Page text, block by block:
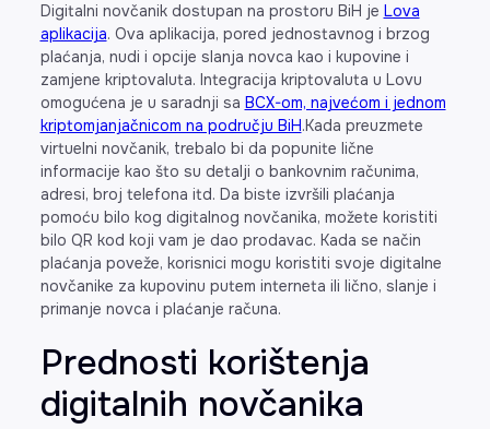
Digitalni novčanik dostupan na prostoru BiH je Lova
aplikacija. Ova aplikacija, pored jednostavnog i brzog
plaćanja, nudi i opcije slanja novca kao i kupovine i
zamjene kriptovaluta. Integracija kriptovaluta u Lovu
omogućena je u saradnji sa BCX-om, najvećom i jednom
kriptomjanjačnicom na području BiH.Kada preuzmete
virtuelni novčanik, trebalo bi da popunite lične
informacije kao što su detalji o bankovnim računima,
adresi, broj telefona itd. Da biste izvršili plaćanja
pomoću bilo kog digitalnog novčanika, možete koristiti
bilo QR kod koji vam je dao prodavac. Kada se način
plaćanja poveže, korisnici mogu koristiti svoje digitalne
novčanike za kupovinu putem interneta ili lično, slanje i
primanje novca i plaćanje računa.
Prednosti korištenja
digitalnih novčanika